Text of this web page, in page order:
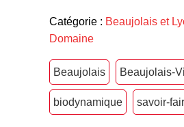
Catégorie : Beaujolais et
Domaine
Beaujolais Beaujolais-
biodynamique savoir-